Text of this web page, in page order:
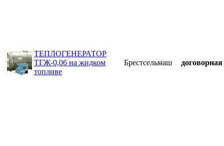
ТЕПЛОГЕНЕРАТОР
ТГЖ-0,06 на жидком
топливе
Брестсельмаш договорная